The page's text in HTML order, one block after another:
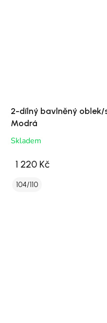
2-dílný bavlněný
Modrá
Skladem
1 220 Kč
104/110